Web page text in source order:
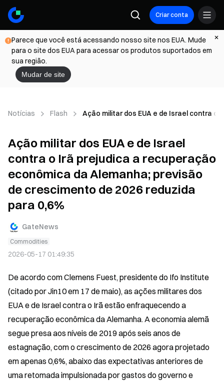
Criar conta
Parece que você está acessando nosso site nos EUA. Mude
para o site dos EUA para acessar os produtos suportados em
sua região.
Mudar de site
Notícias Flash Ação militar dos EUA e de Israel contra o
Ação militar dos EUA e de Israel
contra o Irã prejudica a recuperação
econômica da Alemanha; previsão
de crescimento de 2026 reduzida
para 0,6%
GateNews
Commodities
2026-05-17 01:49:35
De acordo com Clemens Fuest, presidente do Ifo Institute
(citado por Jin10 em 17 de maio), as ações militares dos
EUA e de Israel contra o Irã estão enfraquecendo a
recuperação econômica da Alemanha. A economia alemã
segue presa aos níveis de 2019 após seis anos de
estagnação, com o crescimento de 2026 agora projetado
em apenas 0,6%, abaixo das expectativas anteriores de
uma retomada impulsionada por gastos do governo e